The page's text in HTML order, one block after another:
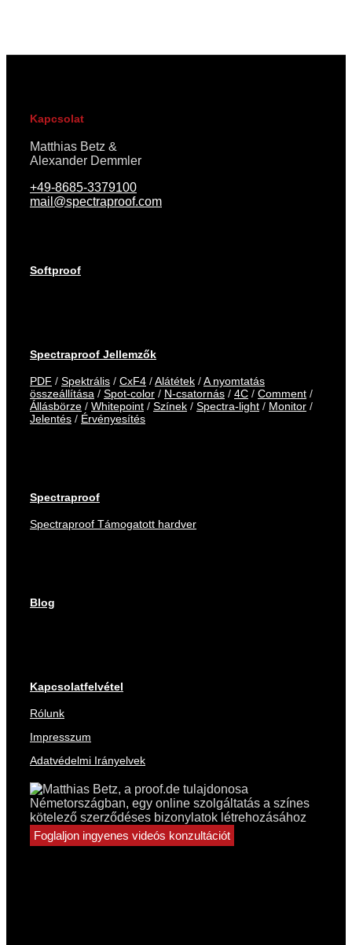
Kapcsolat
Matthias Betz &
Alexander Demmler
+49-8685-3379100
mail@spectraproof.com
Softproof
Spectraproof Jellemzők
PDF / Spektrális / CxF4 /Alátétek /A nyomtatás
összeállítása / Spot-color / N-csatornás / 4C / Comment /
Állásbörze / Whitepoint / Színek / Spectra-light / Monitor /
Jelentés / Érvényesítés
Spectraproof
Spectraproof Támogatott hardver
Blog
Kapcsolatfelvétel
Rólunk
Impresszum
Adatvédelmi Irányelvek
Foglaljon ingyenes videós konzultációt